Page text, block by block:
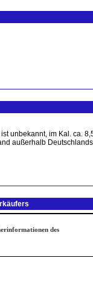
unbekannt, im Kal. ca.
außerhalb